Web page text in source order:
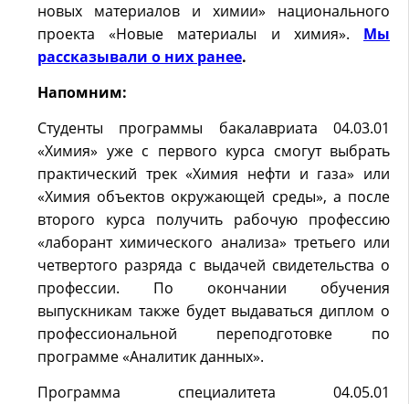
новых материалов и химии» национального
проекта «Новые материалы и химия». Мы
рассказывали о них ранее.
Напомним:
Студенты программы бакалавриата 04.03.01
«Химия» уже с первого курса смогут выбрать
практический трек «Химия нефти и газа» или
«Химия объектов окружающей среды», а после
второго курса получить рабочую профессию
«лаборант химического анализа» третьего или
четвертого разряда с выдачей свидетельства о
профессии. По окончании обучения
выпускникам также будет выдаваться диплом о
профессиональной переподготовке по
программе «Аналитик данных».
Программа специалитета 04.05.01